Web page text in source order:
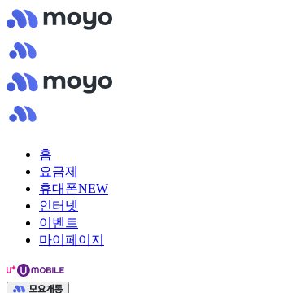
홈
요금제
휴대폰NEW
인터넷
이벤트
마이페이지